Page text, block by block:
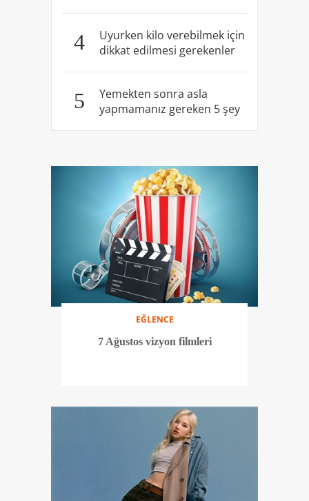
4
Uyurken kilo verebilmek için
dikkat edilmesi gerekenler
5
Yemekten sonra asla
yapmamanız gereken 5 şey
EĞLENCE
7 Ağustos vizyon filmleri